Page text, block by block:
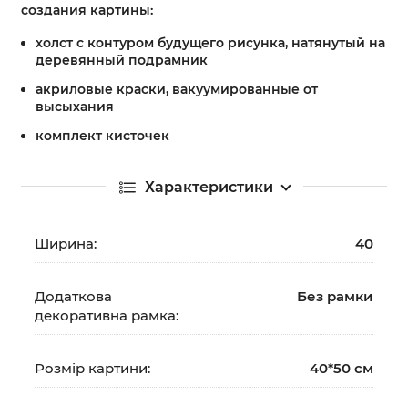
создания картины:
холст с контуром будущего рисунка, натянутый на
деревянный подрамник
акриловые краски, вакуумированные от
высыхания
комплект кисточек
Характеристики
Ширина: 40
Додаткова
декоративна рамка:
Без рамки
Розмір картини: 40*50 см